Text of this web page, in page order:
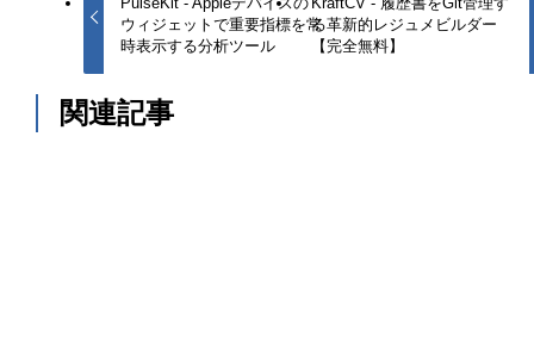
ウィジェットで重要指標を常
時表示する分析ツール
る革新的レジュメビルダー
【完全無料】
関連記事